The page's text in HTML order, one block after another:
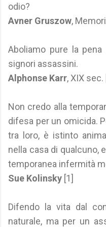
odio?
Avner Gruszow,
Aboliamo pure la
signori assassini.
Alphonse Karr, XIX sec.
Non credo alla
difesa per un omicida.
tra loro, è istinto
nella casa di qualcuno,
temporanea infermità
Sue Kolinsky [1]
Difendo la vita dal
naturale, ma per un